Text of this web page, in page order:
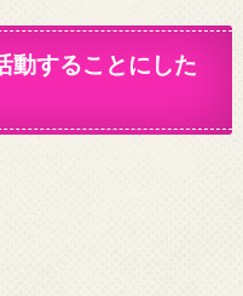
動することにした